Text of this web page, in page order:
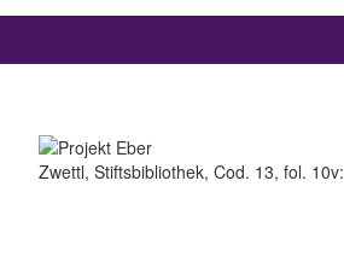
Zwettl, Stiftsbibliothek, Cod. 13, fol.